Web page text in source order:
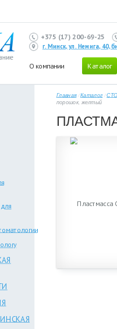
+375 (17) 200-69-25
г. Минск, ул. Немига, 40,
О компании Каталог
Главная /Каталог /
порошок, желтый